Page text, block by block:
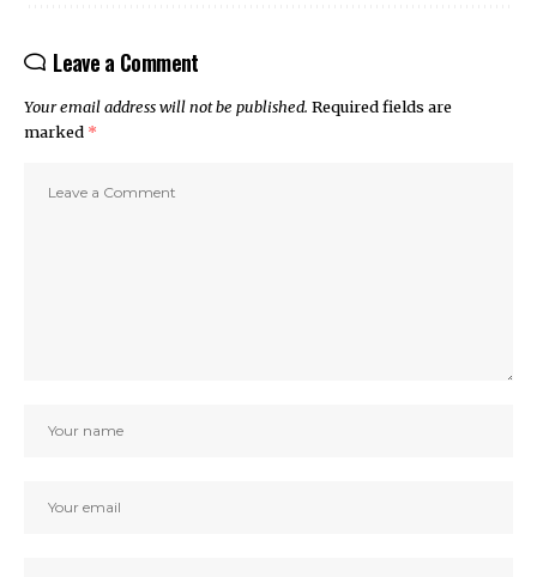
Leave a Comment
Your email address will not be published. Required fields are
marked *